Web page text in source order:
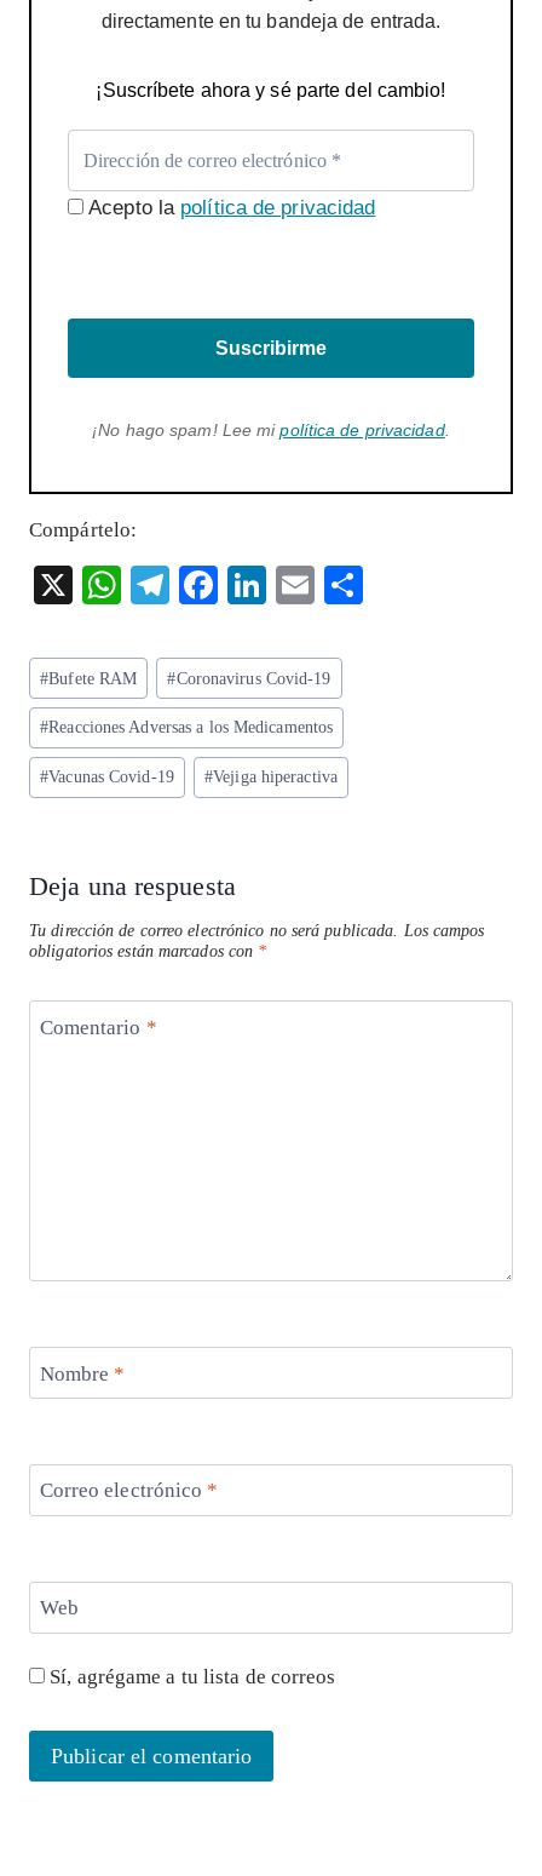
directamente en tu bandeja de entrada.
¡Suscríbete ahora y sé parte del cambio!
Acepto la política de privacidad
Suscribirme
¡No hago spam! Lee mipolítica de privacidad.
Compártelo:
X
W
ts
A
p
p
T
eg
ra
m
F
eb
o
o
k
Li
ke
dI
n
E
ai
l
Etiquetas
de
la
entrada:
#Bufete RAM #Coronavirus Covid-19
#Reacciones Adversas a los Medicamentos
#Vacunas Covid-19 #Vejiga hiperactiva
Deja una respuesta
Tu dirección de correo electrónico no será publicada. Los campos
obligatorios están marcados con *
Comentario *
Nombre *
Correo electrónico *
Web
Sí, agrégame a tu lista de correos